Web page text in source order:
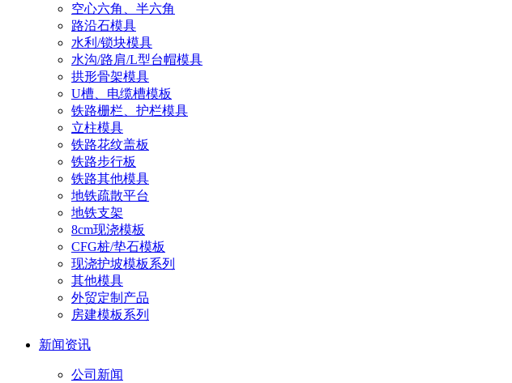
空心六角、半六角
路沿石模具
水利/锁块模具
水沟/路肩/L型台帽模具
拱形骨架模具
U槽、电缆槽模板
铁路栅栏、护栏模具
立柱模具
铁路花纹盖板
铁路步行板
铁路其他模具
地铁疏散平台
地铁支架
8cm现浇模板
CFG桩/垫石模板
现浇护坡模板系列
其他模具
外贸定制产品
房建模板系列
新闻资讯
公司新闻